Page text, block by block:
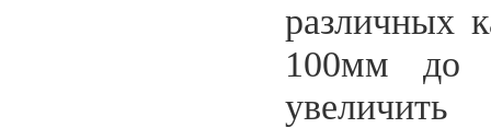
различных
100мм